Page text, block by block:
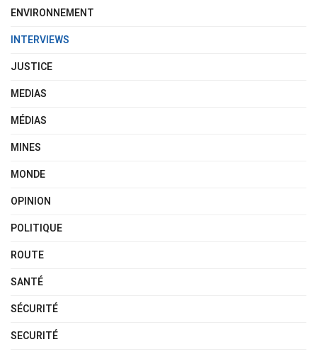
ENVIRONNEMENT
INTERVIEWS
JUSTICE
MEDIAS
MÉDIAS
MINES
MONDE
OPINION
POLITIQUE
ROUTE
SANTÉ
SÉCURITÉ
SECURITÉ